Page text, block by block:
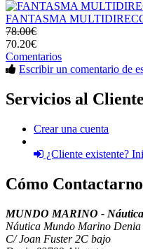
FANTASMA
78.00€
70.20€
Comentarios
Escribir un comentario de
Servicios al Cliente
Crear una cuenta
¿Cliente existente?
Cómo
MUNDO MARINO -
Náutica Mundo Marino Denia
C/ Joan Fuster 2C bajo